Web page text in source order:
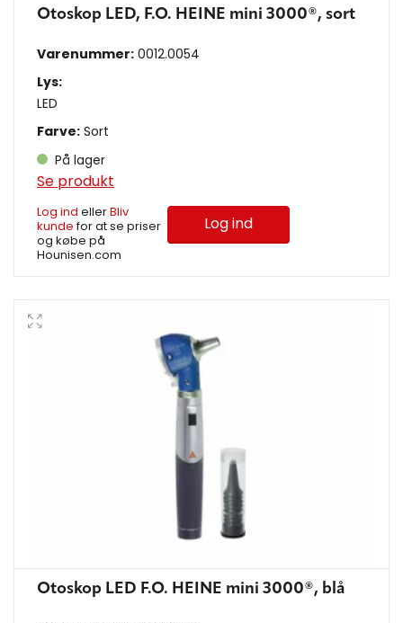
Otoskop LED, F.O. HEINE mini 3000®, sort
Varenummer: 0012.0054
Lys:
LED
Farve: Sort
På lager
Se produkt
Log ind ellerBliv
kundefor at se priser
og købe på
Hounisen.com
Log ind
Otoskop LED F.O. HEINE mini 3000®, blå